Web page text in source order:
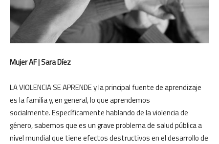
Mujer AF | Sara Díez
LA VIOLENCIA SE APRENDE y la principal fuente de aprendizaje
es la familia y, en general, lo que aprendemos
socialmente.Específicamente hablando de la violencia de
género, sabemos que es un grave problema de salud pública a
nivel mundial que tiene efectos destructivos en el desarrollo de